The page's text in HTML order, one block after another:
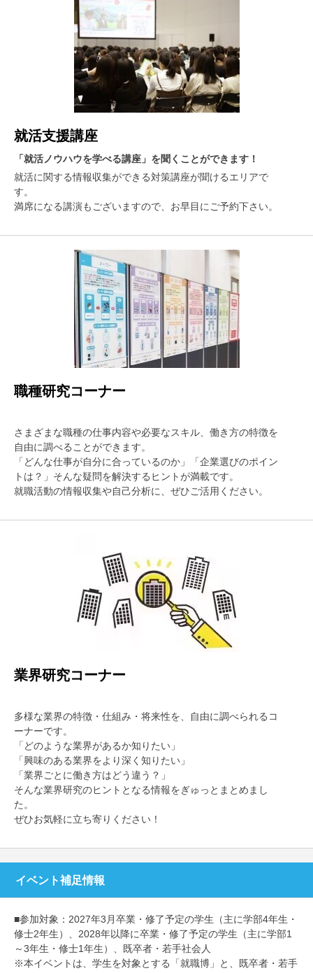
就活支援講座
「就活ノウハウを学べる講座」を聞くことができます！
就活に関する情報収集ができる対策講座が聞けるエリアで
す。
満席になる講演もございますので、お早目にご予約下さい。
職種研究コーナー
さまざまな職種の仕事内容や必要なスキル、働き方の特徴を
自由に調べることができます。
「どんな仕事が自分に合っているのか」「企業選びのポイン
トは？」そんな疑問を解決するヒントが満載です。
就職活動の情報収集や自己分析に、ぜひご活用ください。
業界研究コーナー
多様な業界の特徴・仕組み・将来性を、自由に調べられるコ
ーナーです。
「どのような業界があるか知りたい」
「興味のある業界をより深く知りたい」
「業界ごとに働き方はどう違う？」
そんな業界研究のヒントとなる情報をぎゅっとまとめまし
た。
ぜひお気軽に立ち寄りください！
イベント補足情報
■参加対象：2027年3月卒業・修了予定の学生（主に学部4年生・
修士2年生）、2028年以降に卒業・修了予定の学生（主に学部1
～3年生・修士1年生）、既卒者・若手社会人
※本イベントは、学生を対象とする「就職博」と、既卒者・若手